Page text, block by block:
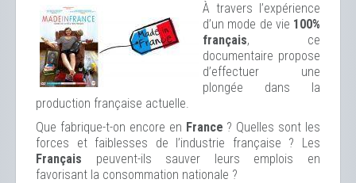
À travers l’expérience
d’un mode de vie 100%
français, ce
documentaire propose
d’effectuer une
plongée dans la
production française actuelle.
Que fabrique-t-on encore en France ? Quelles sont les
forces et faiblesses de l’industrie française ? Les
Français peuvent-ils sauver leurs emplois en
favorisant la consommation nationale ?